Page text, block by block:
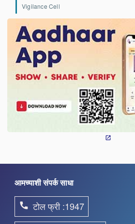
Vigilance Cell
आमच्याशी संपर्क साधा
phone टोल फ्री :1947